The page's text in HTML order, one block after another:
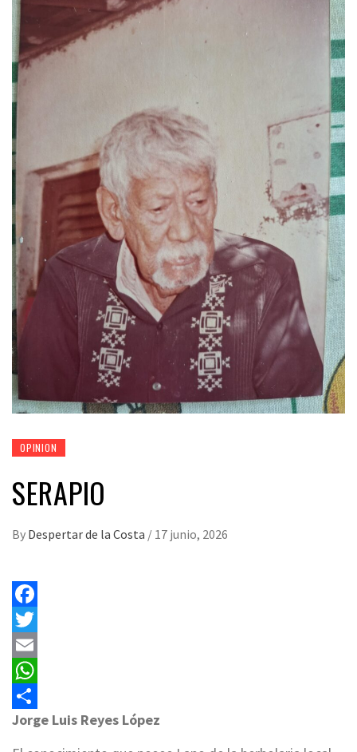
OPINION
SERAPIO
By Despertar de la Costa / 17 junio, 2026
Facebook
Twitter
Email
WhatsApp
Compartir
Jorge Luis Reyes López